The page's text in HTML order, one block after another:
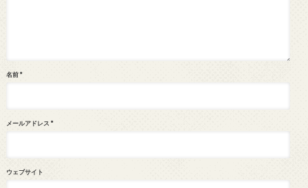
名前 *
メールアドレス *
ウェブサイト